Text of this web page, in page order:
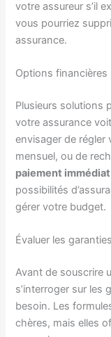
votre assureur s’il
vous pourriez
assurance.
Options
Plusieurs solutions
votre assurance
envisager de régler
mensuel, ou de
paiement immédiat
possibilités
gérer votre budget.
Évaluer les
Avant de souscrire
s’interroger sur les
besoin. Les
chères, mais elles